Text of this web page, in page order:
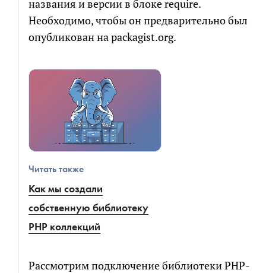
названия и версии в блоке require.
Необходимо, чтобы он предварительно был
опубликован на packagist.org.
Читать также
Как мы создали
собственную библиотеку
PHP коллекций
Рассмотрим подключение библиотеки PHP-